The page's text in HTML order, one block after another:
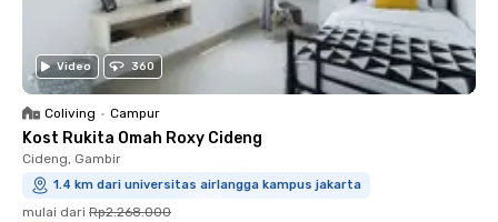
Video 360
Coliving • Campur
Kost Rukita Omah Roxy Cideng
Cideng, Gambir
1.4 km dari universitas airlangga kampus jakarta
mulai dari Rp2.268.000